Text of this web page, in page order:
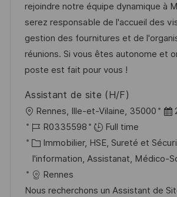
s
a
t
i
o
a
f
f
i
g
e
n
c
e
d
p
o
s
t
e
g
o
r
i
e
rejoindre notre équipe dynamique à
serez responsable de l'accueil des
gestion des fournitures et de
réunions. Si vous êtes autonome et
poste est fait pour vous !
Assistant de site (H/F)
o
c
i
Rennes, Ille-et-Vilaine, 35000
D
t
e
’
R
é
f
é
r
R0335598
Full time
C
a
t
é
Immobilier, HSE, Sureté et
I'information, Assistanat, Médico-
Rennes
Nous recherchons un Assistant de